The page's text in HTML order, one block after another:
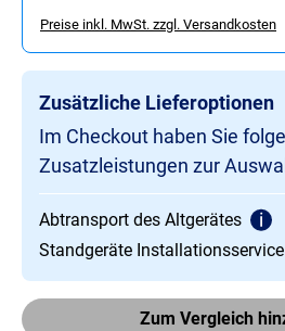
Preise inkl. MwSt. zzgl. Versandkosten
Zusätzliche Lieferoptionen
Im Checkout haben Sie
Zusatzleistungen zur
Abtransport des Altgerätes
Standgeräte Installationsservice
Zum Vergleich